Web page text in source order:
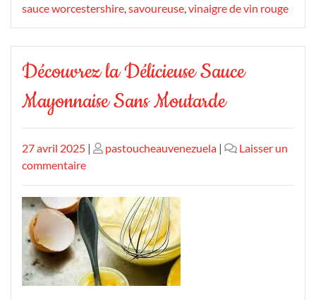
sauce worcestershire savoureuse vinaigre de vin rouge
Découvrez la Délicieuse Sauce
Mayonnaise Sans Moutarde
Publié
le
27 avril 2025 | Publié
pastoucheauvenezuela |
Laisser un
commentairesur
la
Délicieuse
Sauce
Mayonnaise
Sans
Moutarde